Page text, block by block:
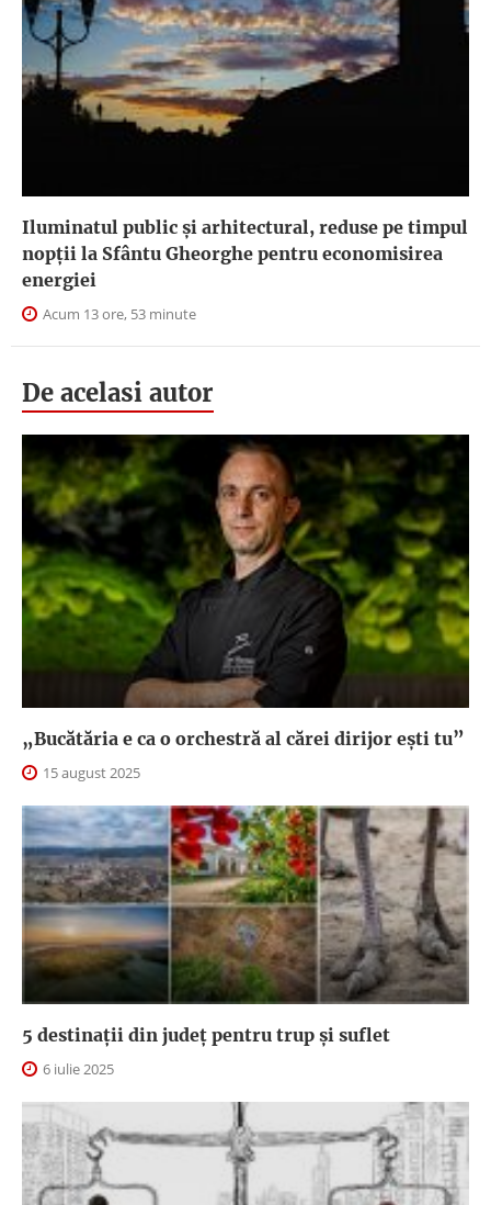
Iluminatul public şi arhitectural, reduse pe timpul
nopţii la Sfântu Gheorghe pentru economisirea
energiei
Acum 13 ore, 53 minute
De acelasi autor
„Bucătăria e ca o orchestră al cărei dirijor ești tu”
15 august 2025
5 destinații din județ pentru trup și suflet
6 iulie 2025